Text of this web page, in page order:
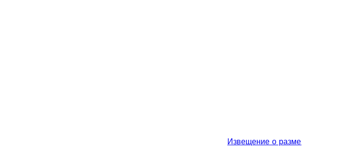
Извещение о размещении проекта